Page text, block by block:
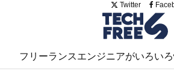
フリーランスエンジニアがいろい
Twitter